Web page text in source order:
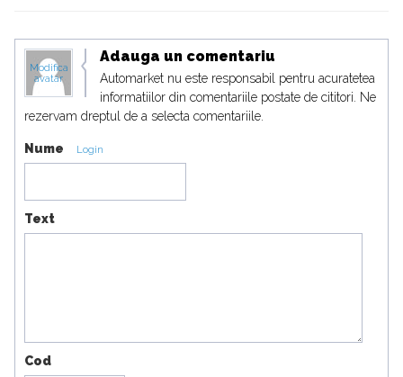
Modifica
avatar
Adauga un comentariu
Automarket nu este responsabil pentru acuratetea
informatiilor din comentariile postate de cititori. Ne
rezervam dreptul de a selecta comentariile.
Nume Login
Text
Cod